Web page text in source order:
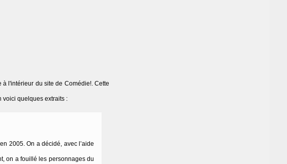
à l'intérieur du site de Comédie!. Cette
voici quelques extraits :
2005. On a décidé, avec l’aide
on a fouillé les personnages du